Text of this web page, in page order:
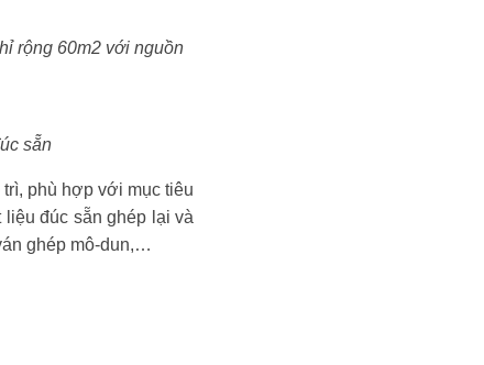
rộng 60m2 với nguồn
sẵn
phù hợp với mục tiêu
đúc sẵn ghép lại và
ghép mô-dun,…